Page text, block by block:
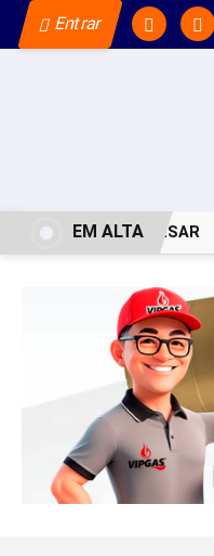
Entrar
NOTA DE PESAR
EM ALTA